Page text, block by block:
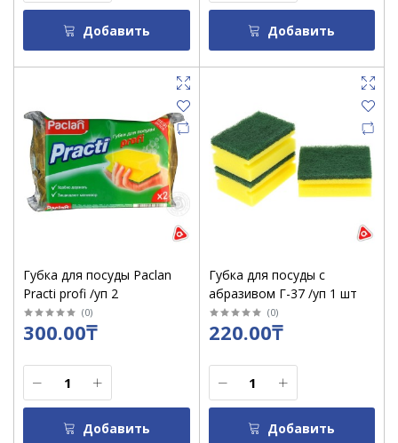
Добавить Добавить
Губка для посуды Paclan
Practi profi /уп 2
(0)
300.00₸
Добавить
Губка для посуды с
абразивом Г-37 /уп 1 шт
(0)
220.00₸
Добавить